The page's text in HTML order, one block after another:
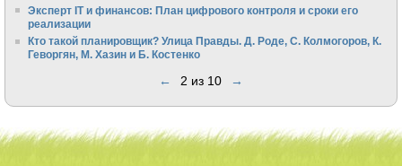
Эксперт IT и финансов: План цифрового контроля и сроки его
реализации
Кто такой планировщик? Улица Правды. Д. Роде, С. Колмогоров, К.
Геворгян, М. Хазин и Б. Костенко
← 2 из 10 →